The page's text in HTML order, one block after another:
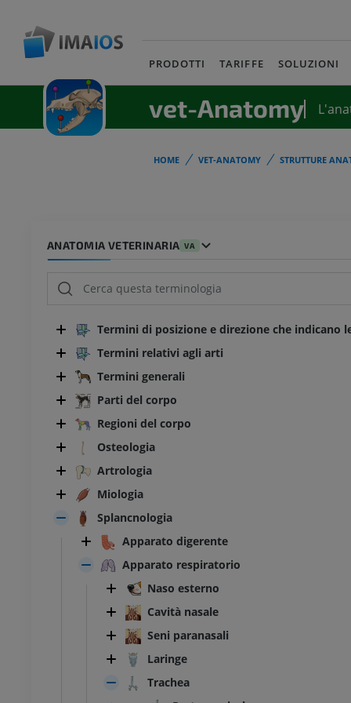
PRODOTTI TARIFFE SOLUZIONI
vet-Anatomy
HOME VET-ANATOMY STRUTTURE
ANATOMIA VETERINARIA VA
Termini di posizione e direzione che indicano
Termini relativi agli arti
Termini generali
Parti del corpo
Regioni del corpo
Osteologia
Artrologia
Miologia
Splancnologia
Apparato digerente
Apparato respiratorio
Naso esterno
Cavità nasale
Seni paranasali
Laringe
Trachea